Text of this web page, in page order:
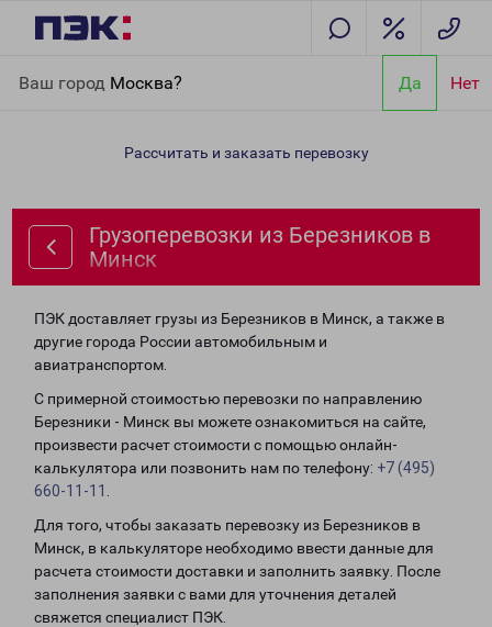
Ваш город Москва? Да Нет
Минск
Рассчитать и заказать перевозку
Грузоперевозки из Березников в
Минск
ПЭК доставляет грузы из Березников в Минск, а также в
другие города России автомобильным и
авиатранспортом.
С примерной стоимостью перевозки по направлению
Березники - Минск вы можете ознакомиться на сайте,
произвести расчет стоимости с помощью онлайн-
калькулятора или позвонить нам по телефону: +7 (495)
660-11-11
Для того, чтобы заказать перевозку из Березников в
Минск, в калькуляторе необходимо ввести данные для
расчета стоимости доставки и заполнить заявку. После
заполнения заявки с вами для уточнения деталей
свяжется специалист ПЭК.